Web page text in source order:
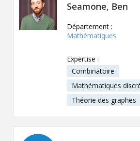
Seamone, Ben
Département :
Mathématiques
Expertise :
Combinatoire
Mathématiques
Théorie des graphes